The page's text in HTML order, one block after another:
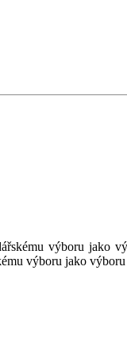
výboru jako
výboru jako